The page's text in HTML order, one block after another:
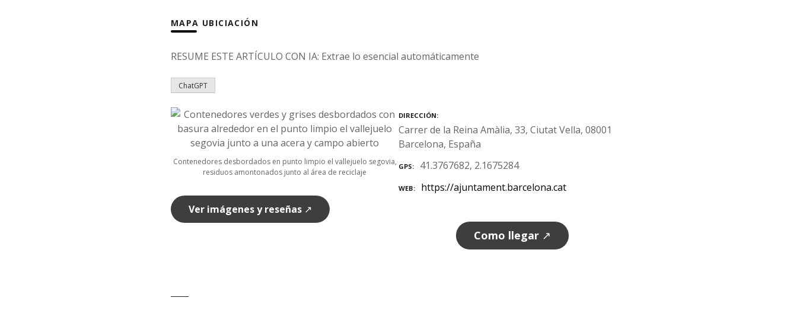
MAPA UBICIACIÓN
RESUME ESTE ARTÍCULO CON IA: Extrae lo esencial automáticamente
ChatGPT
Contenedores desbordados en punto limpio el vallejuelo segovia,
residuos amontonados junto al área de reciclaje
Ver imágenes y reseñas ↗
DIRECCIÓN
Carrer de la Reina Amàlia, 33, Ciutat Vella, 08001
Barcelona, España
GPS 41.3767682, 2.1675284
WEB https://ajuntament.barcelona.cat
Como llegar ↗